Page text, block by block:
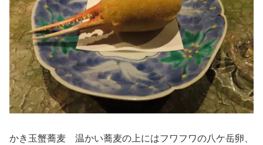
かき玉蟹蕎麦 温かい蕎麦の上にはフワフワの八ケ岳卵、